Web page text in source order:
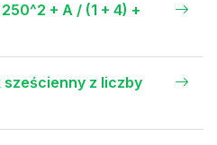
+ A / (1 + 4) +
z liczby